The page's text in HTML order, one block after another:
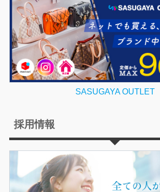
SASUGAYA OUTLET
採用情報